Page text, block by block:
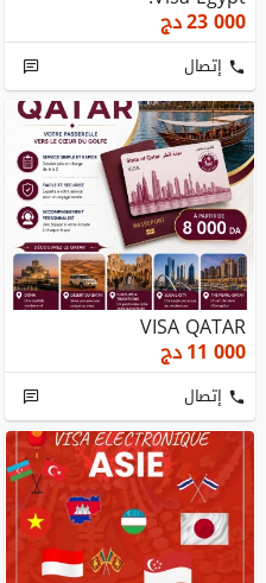
23 000دج
إتصال
VISA QATAR
11 000دج
إتصال